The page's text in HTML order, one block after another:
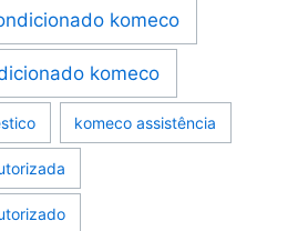
komeco
komeco
komeco assistência